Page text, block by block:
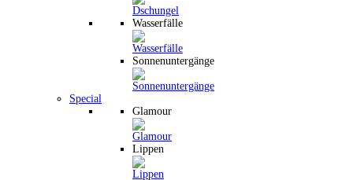
Wasserfälle
Sonnenuntergänge
Special
Glamour
Lippen